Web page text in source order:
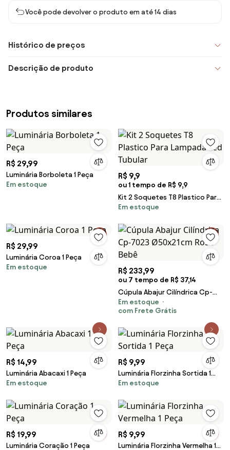
Você pode devolver o produto em até 14 dias
Histórico de preços
Descrição de produto
Produtos similares
R$ 29,99
Luminária Borboleta 1 Peça
Em estoque
R$ 9,9
ou 1 tempo de R$ 9,9
Kit 2 Soquetes T8 Plastico Para
Lampada Led Tubular
Em estoque
R$ 29,99
Luminária Coroa 1 Peça
Em estoque
R$ 233,99
ou 7 tempo de R$ 37,14
Cúpula Abajur Cilíndrica Cp-
7023 Ø50x21cm Rosa Bebê
Em estoque
com Frete Grátis
R$ 14,99
Luminária Abacaxi 1 Peça
Em estoque
R$ 9,99
Luminária Florzinha Sortida 1
Peça
Em estoque
R$ 19,99
Luminária Coração 1 Peça
R$ 9,99
Luminária Florzinha Vermelha 1